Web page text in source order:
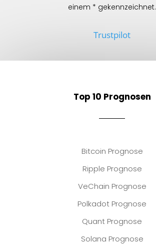
einem * gekennzeichnet.
Trustpilot
Top 10 Prognosen
Bitcoin Prognose
Ripple Prognose
VeChain Prognose
Polkadot Prognose
Quant Prognose
Solana Prognose